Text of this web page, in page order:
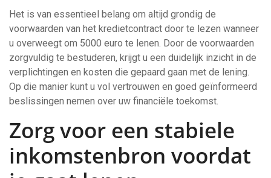
Het is van essentieel belang om altijd grondig de
voorwaarden van het kredietcontract door te lezen wanneer
u overweegt om 5000 euro te lenen. Door de voorwaarden
zorgvuldig te bestuderen, krijgt u een duidelijk inzicht in de
verplichtingen en kosten die gepaard gaan met de lening.
Op die manier kunt u vol vertrouwen en goed geïnformeerd
beslissingen nemen over uw financiële toekomst.
Zorg voor een stabiele
inkomstenbron voordat